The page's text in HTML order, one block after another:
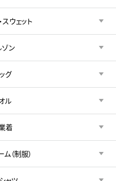
スウェット
ゾン
グ
ル
着
（制服）